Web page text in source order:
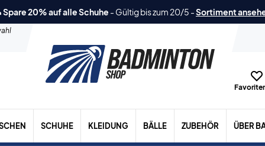
Spare 20% auf alle Schuhe - Gültig bis zum 20/5 -Sortiment
SCHUHE KLEIDUNG BÄLLE ZUBEHÖR ÜBER